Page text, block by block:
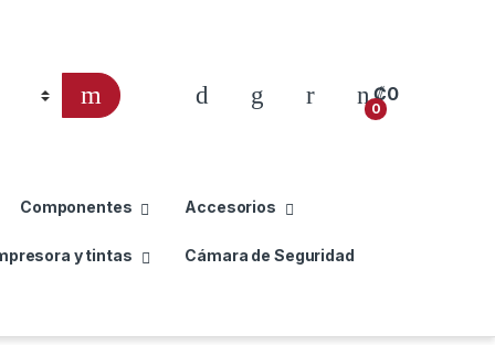
0
₡0
Componentes Accesorios
y tintas Cámara de Seguridad